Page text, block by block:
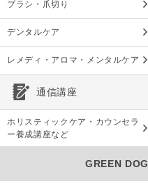
ブラシ・爪切り
デンタルケア
レメディ・アロマ・メンタルケア
通信講座
ホリスティックケア・カウンセラ
ー養成講座など
GREEN